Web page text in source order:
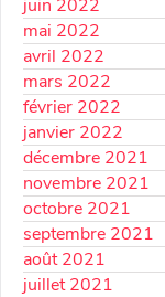
juin 2022
mai 2022
avril 2022
mars 2022
février 2022
janvier 2022
décembre 2021
novembre 2021
octobre 2021
septembre 2021
août 2021
juillet 2021